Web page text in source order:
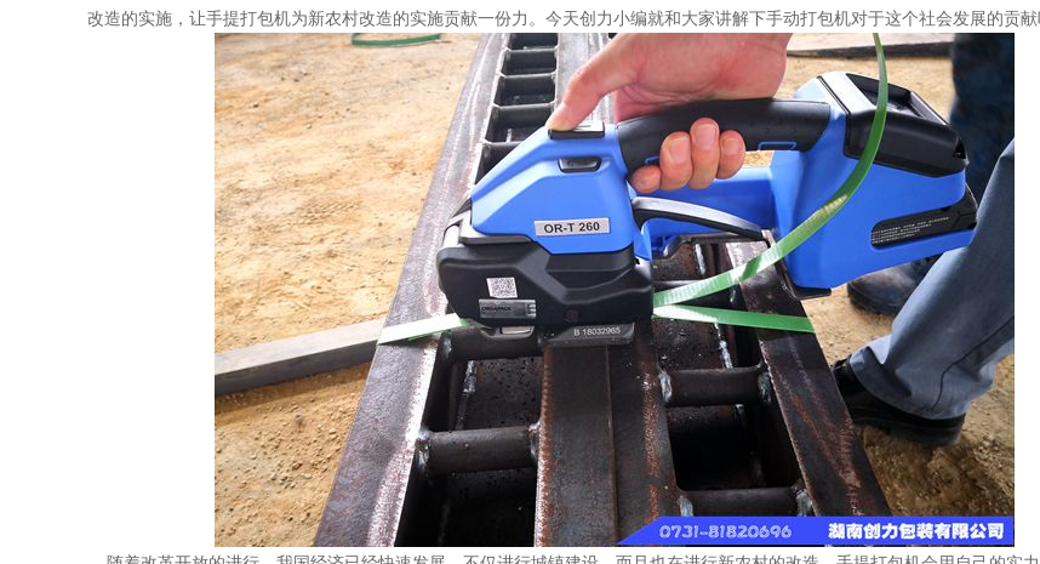
改造的实施，让手提打包机为新农村改造的实施贡献一份力。今天创力小编就和大家讲解下手动打包机对于这个社会发展的贡献